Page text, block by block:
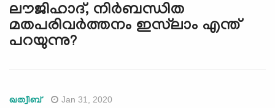
ലൗജിഹാദ്, നിര്‍ബന്ധിത
മതപരിവര്‍ത്തനം ഇസ്‌ലാം എന്ത്
പറയുന്നു?
ഖത്വീബ് Jan 31, 2020